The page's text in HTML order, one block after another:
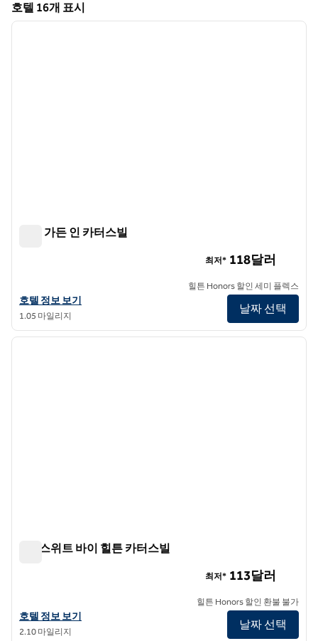
호텔 16개 표시
호텔 16개 표시
1/12
다음
힐튼 가든 인 카터스빌
힐튼 가든 인 카터스빌의 호텔 정보 보기
호텔 정보 보기
1.05 마일리지
최저* 118달러
힐튼 Honors 할인 세미 플렉스
날짜 선택
1/12
1/12
다음
홈2 스위트 바이 힐튼 카터스빌
홈2 스위트 바이 힐튼 카터스빌의 호텔 정보 보기
호텔 정보 보기
2.10 마일리지
최저* 113달러
힐튼 Honors 할인 환불 불가
날짜 선택